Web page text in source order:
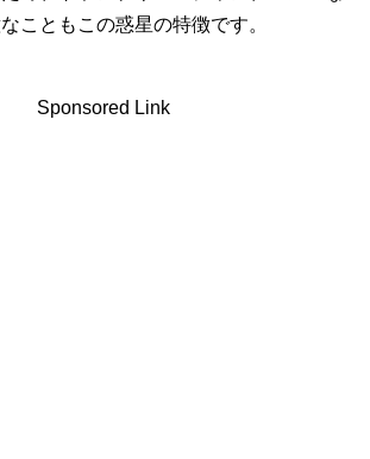
こともこの惑星の特徴です。
Sponsored Link